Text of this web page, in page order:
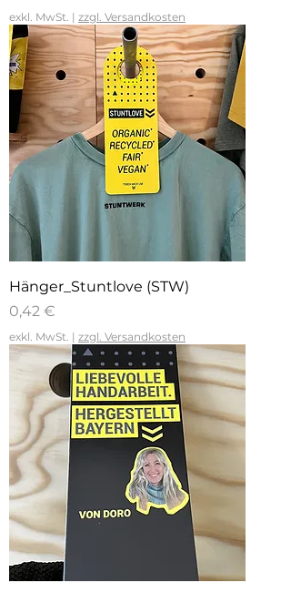
exkl. MwSt. | zzgl. Versandkosten
Hänger_Stuntlove (STW)
Preis
0,42 €
exkl. MwSt. | zzgl. Versandkosten